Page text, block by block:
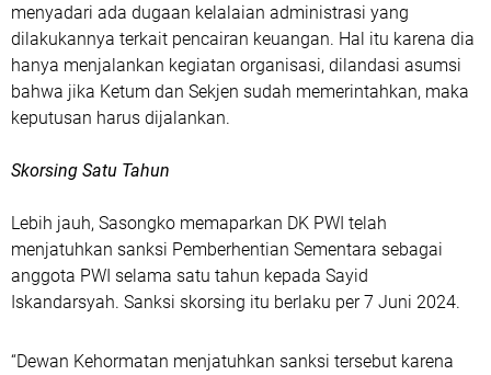
menyadari ada dugaan kelalaian administrasi yang
dilakukannya terkait pencairan keuangan. Hal itu karena dia
hanya menjalankan kegiatan organisasi, dilandasi asumsi
bahwa jika Ketum dan Sekjen sudah memerintahkan, maka
keputusan harus dijalankan.
Skorsing Satu Tahun
Lebih jauh, Sasongko memaparkan DK PWI telah
menjatuhkan sanksi Pemberhentian Sementara sebagai
anggota PWI selama satu tahun kepada Sayid
Iskandarsyah. Sanksi skorsing itu berlaku per 7 Juni 2024.
“Dewan Kehormatan menjatuhkan sanksi tersebut karena